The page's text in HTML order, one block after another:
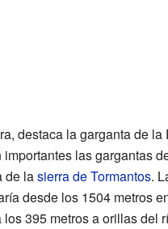
destaca la garganta de la
importantes las gargantas
de lasierra de Tormantos.
desde los 1504 metros
los 395 metros a orillas del